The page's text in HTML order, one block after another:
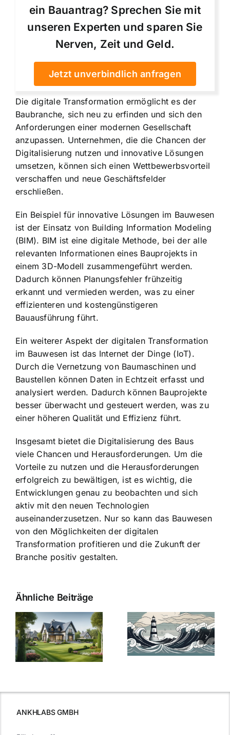
ein Bauantrag? Sprechen Sie mit
unseren Experten und sparen Sie
Nerven, Zeit und Geld.
Jetzt unverbindlich anfragen
Die digitale Transformation ermöglicht es der
Baubranche, sich neu zu erfinden und sich den
Anforderungen einer modernen Gesellschaft
anzupassen. Unternehmen, die die Chancen der
Digitalisierung nutzen und innovative Lösungen
umsetzen, können sich einen Wettbewerbsvorteil
verschaffen und neue Geschäftsfelder
erschließen.
Ein Beispiel für innovative Lösungen im Bauwesen
ist der Einsatz von Building Information Modeling
(BIM). BIM ist eine digitale Methode, bei der alle
relevanten Informationen eines Bauprojekts in
einem 3D-Modell zusammengeführt werden.
Dadurch können Planungsfehler frühzeitig
erkannt und vermieden werden, was zu einer
effizienteren und kostengünstigeren
Bauausführung führt.
Ein weiterer Aspekt der digitalen Transformation
im Bauwesen ist das Internet der Dinge (IoT).
Durch die Vernetzung von Baumaschinen und
Baustellen können Daten in Echtzeit erfasst und
analysiert werden. Dadurch können Bauprojekte
besser überwacht und gesteuert werden, was zu
einer höheren Qualität und Effizienz führt.
Insgesamt bietet die Digitalisierung des Baus
viele Chancen und Herausforderungen. Um die
Vorteile zu nutzen und die Herausforderungen
erfolgreich zu bewältigen, ist es wichtig, die
Entwicklungen genau zu beobachten und sich
aktiv mit den neuen Technologien
auseinanderzusetzen. Nur so kann das Bauwesen
von den Möglichkeiten der digitalen
Transformation profitieren und die Zukunft der
Branche positiv gestalten.
Ähnliche Beiträge
Bauzinsen im
Sturm: Die
aktuelle
Entwicklung
Die Evolution
der
Bauzinsen: Ein
Blick in die
ANKHLABS GMBH